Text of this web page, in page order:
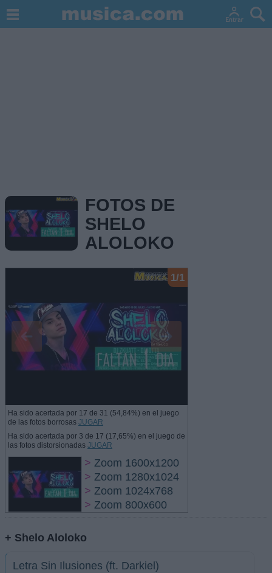
FOTOS DE
SHELO
ALOLOKO
1/1
Ha sido acertada por 17 de 31 (54,84%) en el juego
de las fotos borrosas JUGAR
Ha sido acertada por 3 de 17 (17,65%) en el juego de
las fotos distorsionadas JUGAR
> Zoom 1600x1200
> Zoom 1280x1024
> Zoom 1024x768
> Zoom 800x600
+ Shelo Aloloko
Letra Sin Ilusiones (ft. Darkiel)